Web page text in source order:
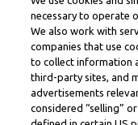
necessary to operate
We also work with
companies that use
to collect information
third-party sites, and
advertisements
considered “selling”